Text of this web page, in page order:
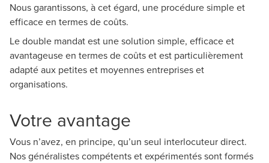
Nous garantissons, à cet égard, une procédure simple et
efficace en termes de coûts.
Le double mandat est une solution simple, efficace et
avantageuse en termes de coûts et est particulièrement
adapté aux petites et moyennes entreprises et
organisations.
Votre avantage
Vous n’avez, en principe, qu’un seul interlocuteur direct.
Nos généralistes compétents et expérimentés sont formés